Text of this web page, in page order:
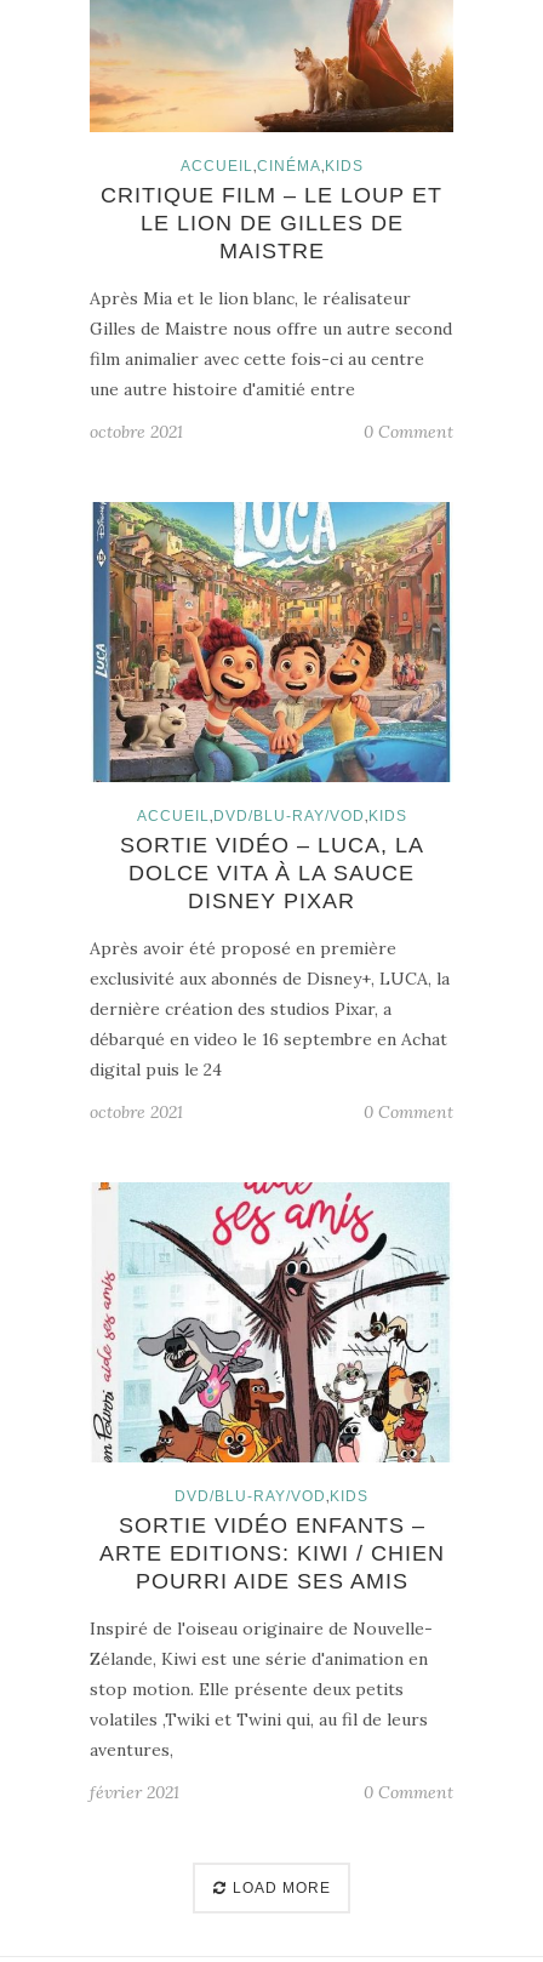
ACCUEIL CINÉMA KIDS
CRITIQUE FILM – LE LOUP ET
LE LION DE GILLES DE
MAISTRE
Après Mia et le lion blanc, le réalisateur
Gilles de Maistre nous offre un autre second
film animalier avec cette fois-ci au centre
une autre histoire d'amitié entre
octobre 2021
0 Comment
ACCUEIL DVD/BLU-RAY/VOD KIDS
SORTIE VIDÉO – LUCA, LA
DOLCE VITA À LA SAUCE
DISNEY PIXAR
Après avoir été proposé en première
exclusivité aux abonnés de Disney+, LUCA, la
dernière création des studios Pixar, a
débarqué en video le 16 septembre en Achat
digital puis le 24
octobre 2021
0 Comment
DVD/BLU-RAY/VOD KIDS
SORTIE VIDÉO ENFANTS –
ARTE EDITIONS: KIWI / CHIEN
POURRI AIDE SES AMIS
Inspiré de l'oiseau originaire de Nouvelle-
Zélande, Kiwi est une série d'animation en
stop motion. Elle présente deux petits
volatiles ,Twiki et Twini qui, au fil de leurs
aventures,
février 2021
0 Comment
LOAD MORE